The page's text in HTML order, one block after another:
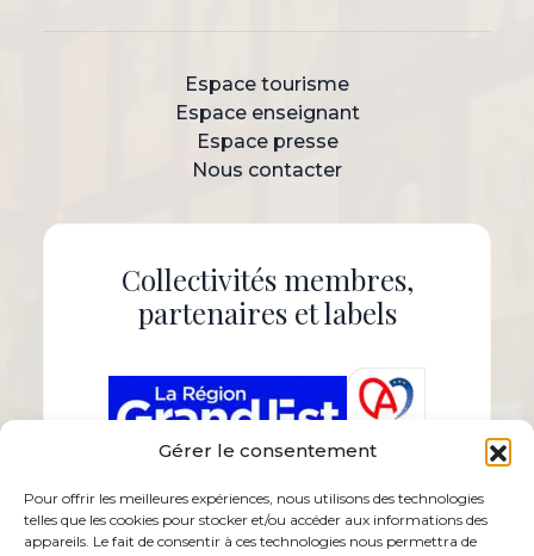
Gérer le consentement
Pour offrir les meilleures expériences, nous utilisons des technologies
telles que les cookies pour stocker et/ou accéder aux informations des
appareils. Le fait de consentir à ces technologies nous permettra de
Espace tourisme
Espace enseignant
Espace presse
Nous contacter
Collectivités membres,
partenaires et labels